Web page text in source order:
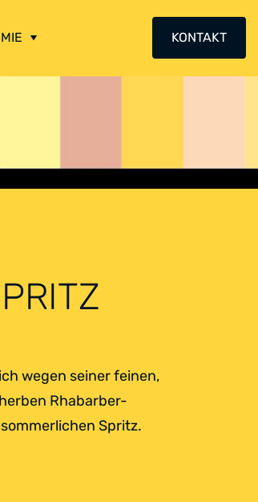
KONTAKT
wegen seiner feinen,
Rhabarber-
Spritz.